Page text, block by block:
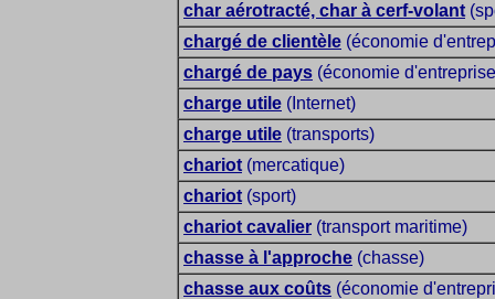
char aérotracté, char à cerf-volant
chargé de clientèle (économie
chargé de pays (économie
charge utile (Internet)
charge utile (transports)
chariot (mercatique)
chariot (sport)
chariot cavalier (transport maritime)
chasse à l'approche (chasse)
chasse aux coûts (économie